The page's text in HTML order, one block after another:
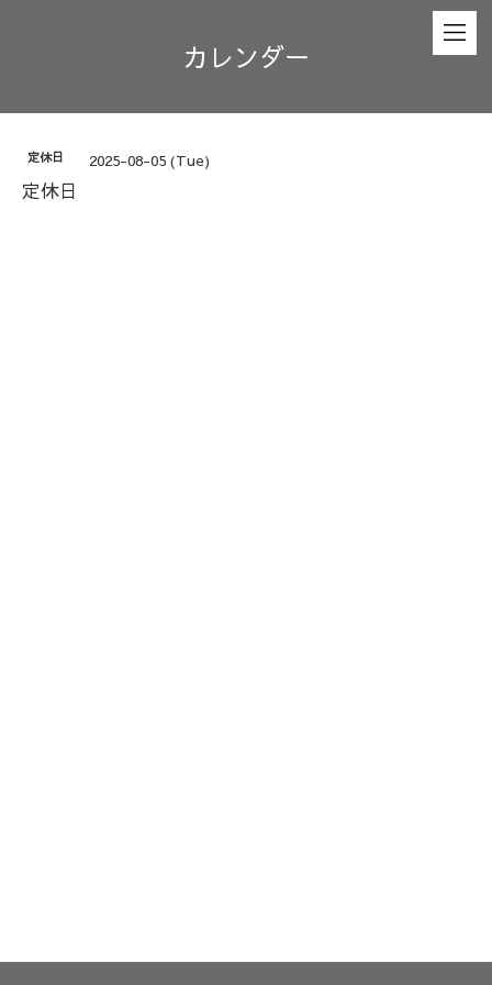
カレンダー
定休日 2025-08-05 (Tue)
定休日